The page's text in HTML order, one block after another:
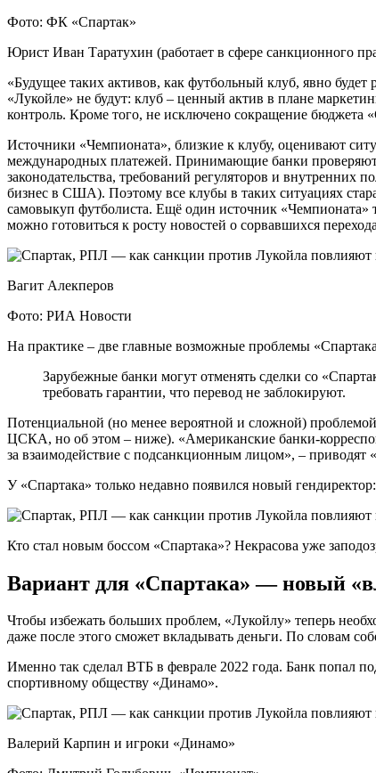
Фото: ФК «Спартак»
Юрист Иван Таратухин (работает в сфере санкционного
«Будущее таких активов, как футбольный клуб, явно
«Лукойле» не будут: клуб – ценный актив в плане
контроль. Кроме того, не исключено сокращение бюджета
Источники «Чемпионата», близкие к клубу, оценивают
международных платежей. Принимающие банки проверяют
законодательства, требований регуляторов и
бизнес в США). Поэтому все клубы в таких ситуациях
самовыкуп футболиста. Ещё один источник «Чемпионата»
можно готовиться к росту новостей о сорвавшихся
Вагит Алекперов
Фото: РИА Новости
На практике – две главные возможные проблемы
Зарубежные банки могут отменять сделки со
требовать гарантии, что перевод не заблокируют.
Потенциальной (но менее вероятной и сложной)
ЦСКА, но об этом – ниже). «Американские банки-
за взаимодействие с подсанкционным лицом», – приводят
У «Спартака» только недавно появился новый гендиректор:
Кто стал новым боссом «Спартака»? Некрасова уже
Вариант для «Спартака» — новый
Чтобы избежать больших проблем, «Лукойлу» теперь
даже после этого сможет вкладывать деньги. По словам
Именно так сделал ВТБ в феврале 2022 года. Банк попал
спортивному обществу «Динамо».
Валерий Карпин и игроки «Динамо»